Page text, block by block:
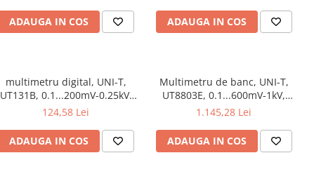
ADAUGA IN COS ADAUGA IN COS
multimetru digital, UNI-T,
UT131B, 0.1...200mV-0.25kV,
0.1...200µA-10A
124,58 Lei
ADAUGA IN COS
Multimetru de banc, UNI-T,
UT8803E, 0.1...600mV-1kV,
600µA-10A
1.145,28 Lei
ADAUGA IN COS